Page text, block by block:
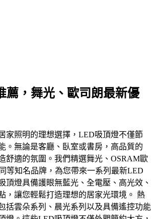
薦，舞光、歐司朗最新優
家照明的理想選擇，LED吸頂燈不僅節
。無論是客廳、臥室或書房，高品質的
舒適的氛圍。我們精選舞光、OSRAM歐
等知名品牌，為您帶來一系列最新LED
頂燈具備護眼無藍光、全電壓、高光效、
，讓您輕鬆打造理想的居家光環境。 熱
括雲朵系列、晨光系列以及具備遙控功能